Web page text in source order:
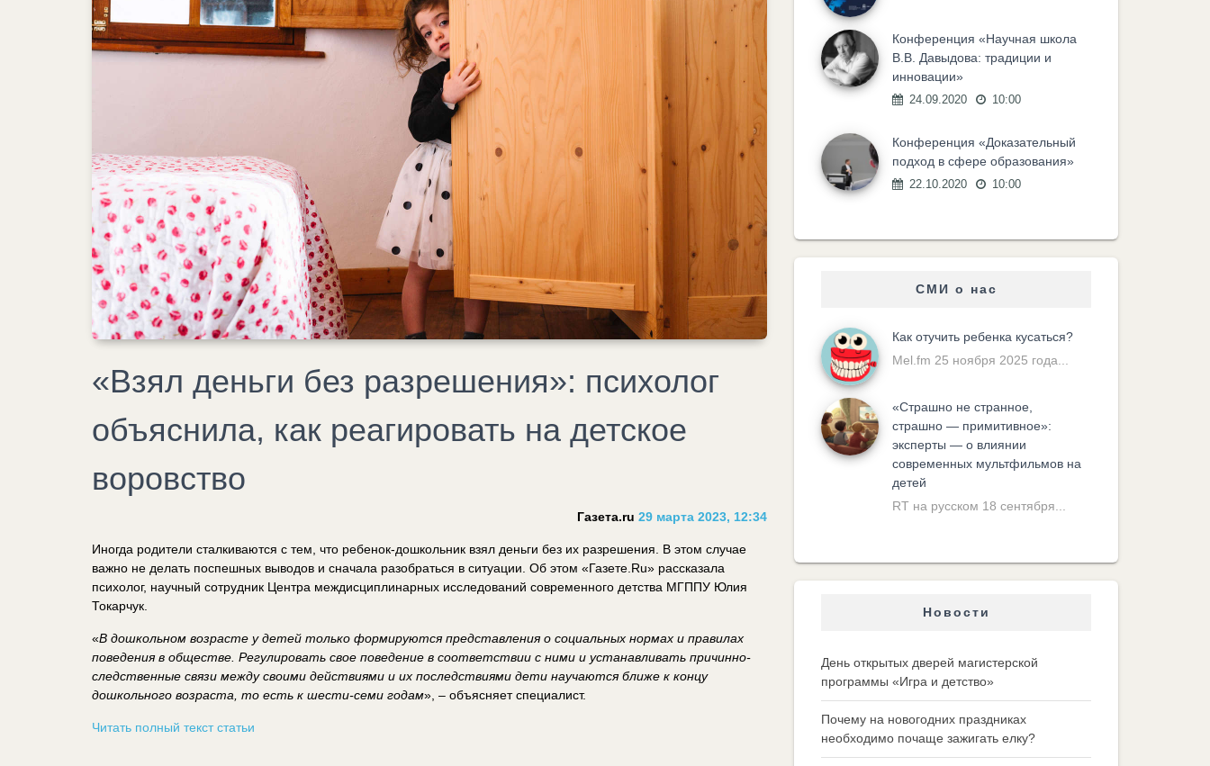
«Взял деньги без разрешения»: психолог
объяснила, как реагировать на детское
воровство
Газета.ru 29 марта 2023, 12:34
Иногда родители сталкиваются с тем, что ребенок-дошкольник взял деньги без их разрешения. В этом случае
важно не делать поспешных выводов и сначала разобраться в ситуации. Об этом «Газете.Ru» рассказала
психолог, научный сотрудник Центра междисциплинарных исследований современного детства МГППУ Юлия
Токарчук.
«В дошкольном возрасте у детей только формируются представления о социальных нормах и правилах
поведения в обществе. Регулировать свое поведение в соответствии с ними и устанавливать причинно-
следственные связи между своими действиями и их последствиями дети научаются ближе к концу
дошкольного возраста, то есть к шести-семи годам», – объясняет специалист.
Читать полный текст статьи
Конференция «Научная школа
В.В. Давыдова: традиции и
инновации»
24.09.2020 10:00
Конференция «Доказательный
подход в сфере образования»
22.10.2020 10:00
СМИ о нас
Как отучить ребенка кусаться?
Mel.fm 25 ноября 2025 года...
«Cтрашно не странное,
страшно — примитивное»:
эксперты — о влиянии
современных мультфильмов на
детей
RT на русском 18 сентября...
Новости
День открытых дверей магистерской
программы «Игра и детство»
Почему на новогодних праздниках
необходимо почаще зажигать елку?